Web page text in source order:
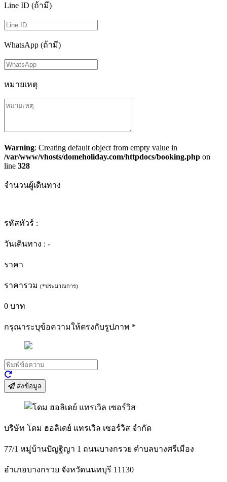
Line ID (ถ้ามี)
WhatsApp (ถ้ามี)
หมายเหตุ
Warning: Creating default object from empty value in
/var/www/vhosts/domeholiday.com/httpdocs/booking.php on
line 328
จำนวนผู้เดินทาง
รหัสทัวร์ :
วันเดินทาง : -
ราคา
ราคารวม (*ประมาณการ)
0 บาท
กรุณาระบุข้อความให้ตรงกับรูปภาพ *
ส่งข้อมูล
บริษัท โดม ฮอลิเดย์ แทรเวิล เซอร์วิส จำกัด
77/1 หมู่บ้านปัญฐิญา 1 ถนนบางกรวย ตำบลบางศรีเมือง
อำเภอบางกรวย จังหวัดนนทบุรี 11130